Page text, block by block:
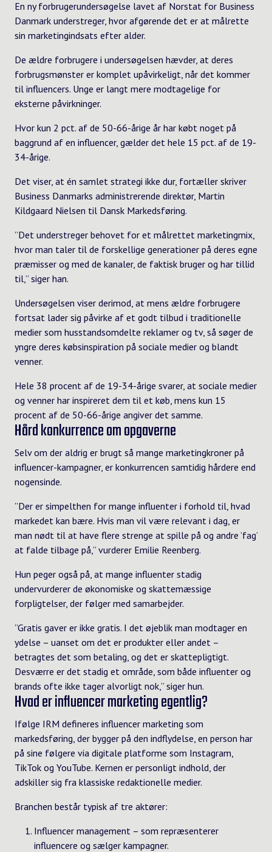
En ny forbrugerundersøgelse lavet af Norstat for Business
Danmark understreger, hvor afgørende det er at målrette
sin marketingindsats efter alder.
De ældre forbrugere i undersøgelsen hævder, at deres
forbrugsmønster er komplet upåvirkeligt, når det kommer
til influencers. Unge er langt mere modtagelige for
eksterne påvirkninger.
Hvor kun 2 pct. af de 50-66-årige år har købt noget på
baggrund af en influencer, gælder det hele 15 pct. af de 19-
34-årige.
Det viser, at én samlet strategi ikke dur, fortæller skriver
Business Danmarks administrerende direktør, Martin
Kildgaard Nielsen til Dansk Markedsføring.
”Det understreger behovet for et målrettet marketingmix,
hvor man taler til de forskellige generationer på deres egne
præmisser og med de kanaler, de faktisk bruger og har tillid
til,” siger han.
Undersøgelsen viser derimod, at mens ældre forbrugere
fortsat lader sig påvirke af et godt tilbud i traditionelle
medier som husstandsomdelte reklamer og tv, så søger de
yngre deres købsinspiration på sociale medier og blandt
venner.
Hele 38 procent af de 19-34-årige svarer, at sociale medier
og venner har inspireret dem til et køb, mens kun 15
procent af de 50-66-årige angiver det samme.
Hård konkurrence om opgaverne
Selv om der aldrig er brugt så mange marketingkroner på
influencer-kampagner, er konkurrencen samtidig hårdere end
nogensinde.
”Der er simpelthen for mange influenter i forhold til, hvad
markedet kan bære. Hvis man vil være relevant i dag, er
man nødt til at have flere strenge at spille på og andre ’fag’
at falde tilbage på,” vurderer Emilie Reenberg.
Hun peger også på, at mange influenter stadig
undervurderer de økonomiske og skattemæssige
forpligtelser, der følger med samarbejder.
”Gratis gaver er ikke gratis. I det øjeblik man modtager en
ydelse – uanset om det er produkter eller andet –
betragtes det som betaling, og det er skattepligtigt.
Desværre er det stadig et område, som både influenter og
brands ofte ikke tager alvorligt nok,” siger hun.
Hvad er influencer marketing egentlig?
Ifølge IRM defineres influencer marketing som
markedsføring, der bygger på den indflydelse, en person har
på sine følgere via digitale platforme som Instagram,
TikTok og YouTube. Kernen er personligt indhold, der
adskiller sig fra klassiske redaktionelle medier.
Branchen består typisk af tre aktører:
Influencer management – som repræsenterer
influencere og sælger kampagner.